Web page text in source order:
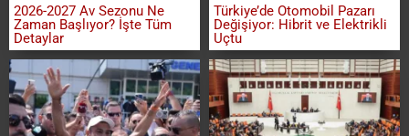
2026-2027 Av Sezonu Ne
Zaman Başlıyor? İşte Tüm
Detaylar
Türkiye’de Otomobil Pazarı
Değişiyor: Hibrit ve Elektrikli
Uçtu